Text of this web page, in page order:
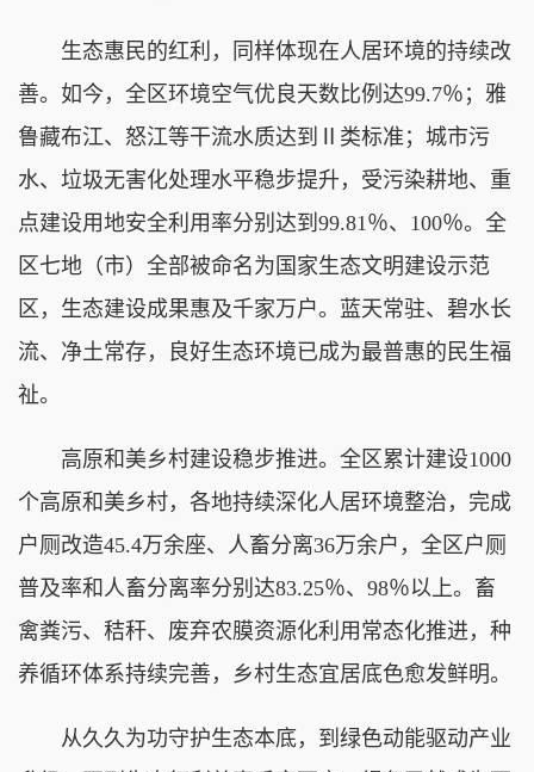
生态惠民的红利，同样体现在人居环境的持续改
善。如今，全区环境空气优良天数比例达99.7％；雅
鲁藏布江、怒江等干流水质达到Ⅱ类标准；城市污
水、垃圾无害化处理水平稳步提升，受污染耕地、重
点建设用地安全利用率分别达到99.81％、100％。全
区七地（市）全部被命名为国家生态文明建设示范
区，生态建设成果惠及千家万户。蓝天常驻、碧水长
流、净土常存，良好生态环境已成为最普惠的民生福
祉。
高原和美乡村建设稳步推进。全区累计建设1000
个高原和美乡村，各地持续深化人居环境整治，完成
户厕改造45.4万余座、人畜分离36万余户，全区户厕
普及率和人畜分离率分别达83.25％、98％以上。畜
禽粪污、秸秆、废弃农膜资源化利用常态化推进，种
养循环体系持续完善，乡村生态宜居底色愈发鲜明。
从久久为功守护生态本底，到绿色动能驱动产业